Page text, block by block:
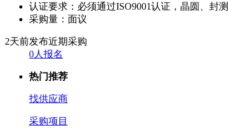
认证要求： 必须通过ISO9001认证，晶圆、封
采购量： 面议
2天前发布近期采购
0人报名
热门推荐
找供应商
采购项目